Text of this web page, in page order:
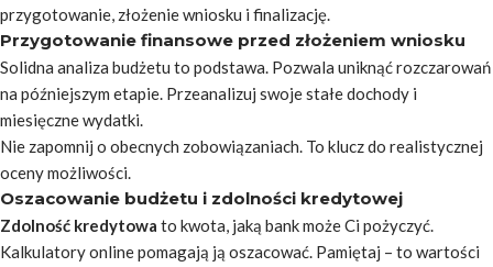
przygotowanie, złożenie wniosku i finalizację.
Przygotowanie finansowe przed złożeniem wniosku
Solidna analiza budżetu to podstawa. Pozwala uniknąć rozczarowań
na późniejszym etapie. Przeanalizuj swoje stałe dochody i
miesięczne wydatki.
Nie zapomnij o obecnych zobowiązaniach. To klucz do realistycznej
oceny możliwości.
Oszacowanie budżetu i zdolności kredytowej
Zdolność kredytowa to kwota, jaką bank może Ci pożyczyć.
Kalkulatory online pomagają ją oszacować. Pamiętaj – to wartości